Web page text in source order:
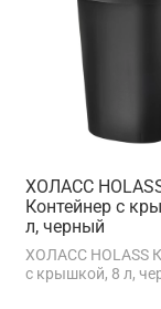
ХОЛАСС
Контейнер с
л, черный
ХОЛАСС HOLASS
с крышкой, 8 л,